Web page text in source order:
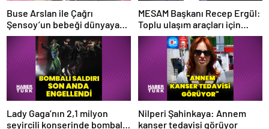
Buse Arslan ile Çağrı
Şensoy’un bebeği dünyaya
geldi
MESAM Başkanı Recep Ergül:
Toplu ulaşım araçları için
mücadele başlattık
Lady Gaga’nın 2,1 milyon
seyircili konserinde bombalı
Nilperi Şahinkaya: Annem
kanser tedavisi görüyor